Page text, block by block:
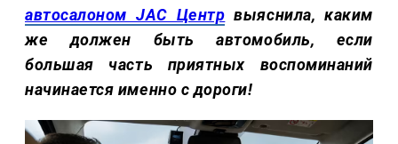
автосалоном JAC Центр выяснила, каким
же должен быть автомобиль, если
большая часть приятных воспоминаний
начинается именно с дороги!